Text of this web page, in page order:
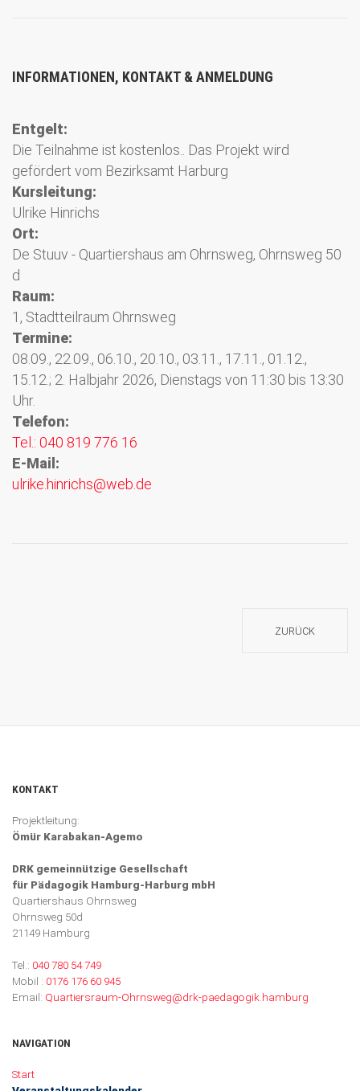
INFORMATIONEN, KONTAKT & ANMELDUNG
Entgelt:
Die Teilnahme ist kostenlos.. Das Projekt wird
gefördert vom Bezirksamt Harburg
Kursleitung:
Ulrike Hinrichs
Ort:
De Stuuv - Quartiershaus am Ohrnsweg, Ohrnsweg 50
d
Raum:
1, Stadtteilraum Ohrnsweg
Termine:
08.09., 22.09., 06.10., 20.10., 03.11., 17.11., 01.12.,
15.12.; 2. Halbjahr 2026, Dienstags von 11:30 bis 13:30
Uhr.
Telefon:
Tel.: 040 819 776 16
E-Mail:
ulrike.hinrichs@web.de
ZURÜCK
KONTAKT
Projektleitung:
Ömür Karabakan-Agemo
DRK gemeinnützige Gesellschaft
für Pädagogik Hamburg-Harburg mbH
Quartiershaus Ohrnsweg
Ohrnsweg 50d
21149 Hamburg
Tel.: 040 780 54 749
Mobil : 0176 176 60 945
Email: Quartiersraum-Ohrnsweg@drk-paedagogik.hamburg
NAVIGATION
Navigation überspringen
Start